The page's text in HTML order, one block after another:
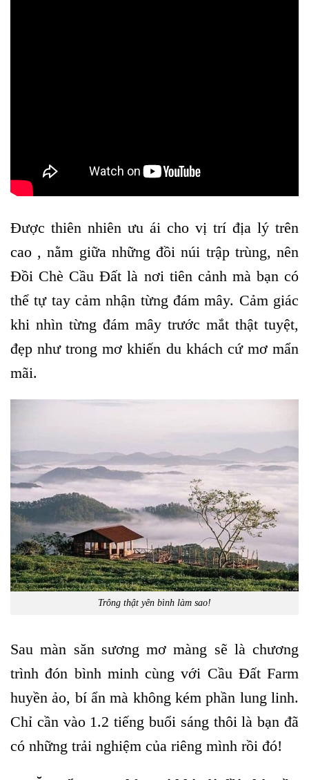
Được thiên nhiên ưu ái cho vị trí địa lý trên
cao , nằm giữa những đồi núi trập trùng, nên
Đồi Chè Cầu Đất là nơi tiên cảnh mà bạn có
thể tự tay cảm nhận từng đám mây. Cảm giác
khi nhìn từng đám mây trước mắt thật tuyệt,
đẹp như trong mơ khiến du khách cứ mơ mẩn
mãi.
Trông thật yên bình làm sao!
Sau màn săn sương mơ màng sẽ là chương
trình đón bình minh cùng với Cầu Đất Farm
huyền ảo, bí ẩn mà không kém phần lung linh.
Chỉ cần vào 1.2 tiếng buổi sáng thôi là bạn đã
có những trải nghiệm của riêng mình rồi đó!